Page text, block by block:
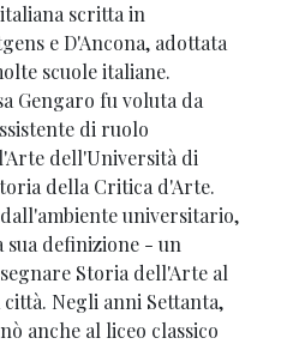
scritta in
e D'Ancona, adottata
scuole italiane.
Gengaro fu voluta da
di ruolo
dell'Università di
della Critica d'Arte.
universitario,
sua definizione - un
Storia dell'Arte al
Negli anni Settanta,
anche al liceo classico